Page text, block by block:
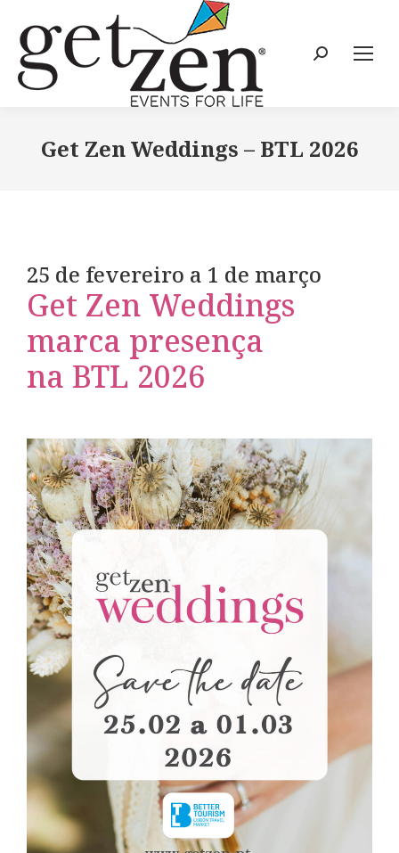
Get Zen Weddings – BTL 2026
25 de fevereiro a 1 de março
Get Zen Weddings
marca presença
na BTL 2026